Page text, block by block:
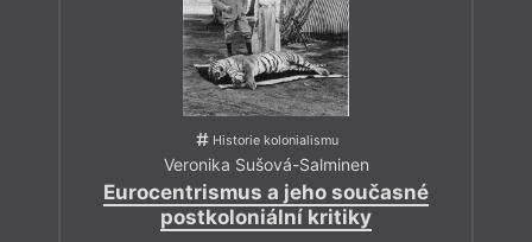
Historie kolonialismu
Veronika Sušová-Salminen
Eurocentrismus a jeho současné
postkoloniální kritiky